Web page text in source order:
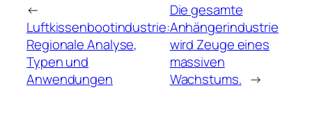
←
Luftkissenbootindustrie:
Regionale Analyse,
Typen und
Anwendungen
Die gesamte
Anhängerindustrie
wird Zeuge eines
massiven
Wachstums. →